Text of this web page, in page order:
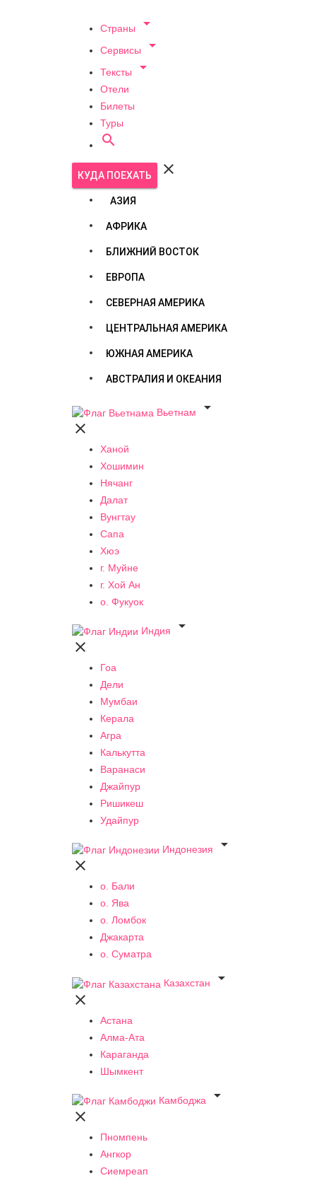
Страны 
Сервисы 
Тексты 
Отели
Билеты
Туры

КУДА ПОЕХАТЬ 
АЗИЯ
АФРИКА
БЛИЖНИЙ ВОСТОК
ЕВРОПА
СЕВЕРНАЯ АМЕРИКА
ЦЕНТРАЛЬНАЯ АМЕРИКА
ЮЖНАЯ АМЕРИКА
АВСТРАЛИЯ И ОКЕАНИЯ
Вьетнам


Ханой
Хошимин
Нячанг
Далат
Вунгтау
Сапа
Хюэ
г. Муйне
г. Хой Ан
о. Фукуок
Индия


Гоа
Дели
Мумбаи
Керала
Агра
Калькутта
Варанаси
Джайпур
Ришикеш
Удайпур
Индонезия


о. Бали
о. Ява
о. Ломбок
Джакарта
о. Суматра
Казахстан


Астана
Алма-Ата
Караганда
Шымкент
Камбоджа


Пномпень
Ангкор
Сиемреап